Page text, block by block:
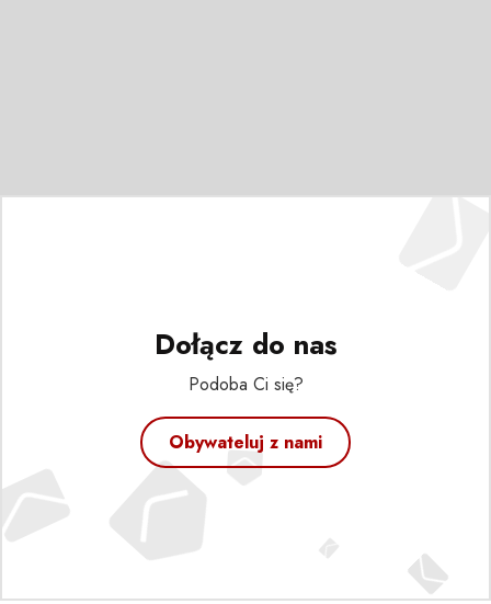
Dołącz do nas
Podoba Ci się?
Obywateluj z nami